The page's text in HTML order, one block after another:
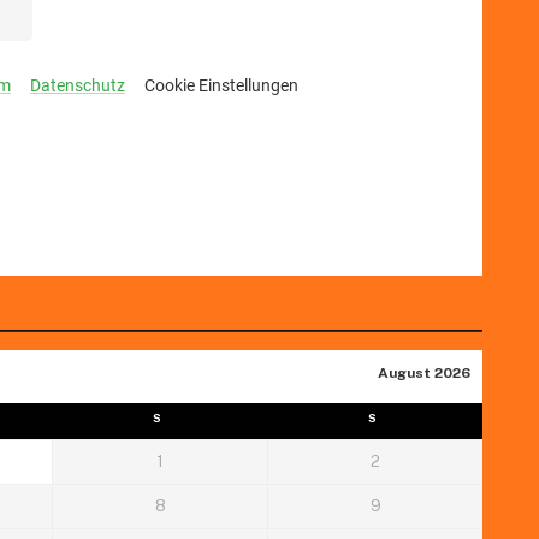
August 2026
S S
1 2
8 9